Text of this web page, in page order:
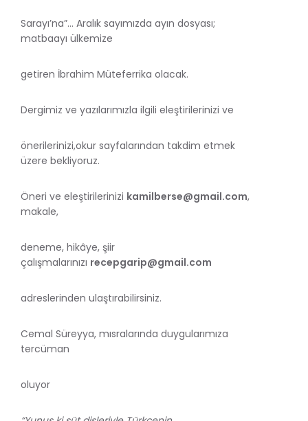
Sarayı’na”… Aralık sayımızda ayın dosyası;
matbaayı ülkemize
getiren İbrahim Müteferrika olacak.
Dergimiz ve yazılarımızla ilgili eleştirilerinizi ve
önerilerinizi,okur sayfalarından takdim etmek
üzere bekliyoruz.
Öneri ve eleştirilerinizi kamilberse@gmail.com,
makale,
deneme, hikâye, şiir
çalışmalarınızı recepgarip@gmail.com
adreslerinden ulaştırabilirsiniz.
Cemal Süreyya, mısralarında duygularımıza
tercüman
oluyor